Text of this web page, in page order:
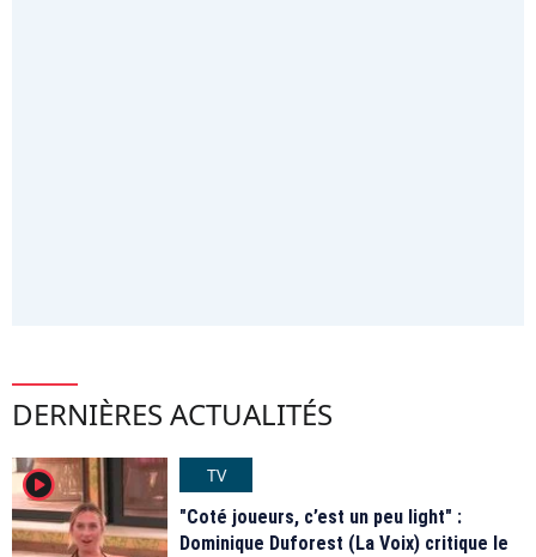
DERNIÈRES ACTUALITÉS
player2
TV
"Coté joueurs, c’est un peu light" :
Dominique Duforest (La Voix) critique le